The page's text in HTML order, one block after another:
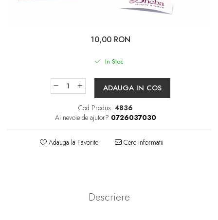
10,00 RON
In Stoc
ADAUGA IN COS
Cod Produs: 4836
Ai nevoie de ajutor? 0726037030
Adauga la Favorite Cere informatii
Descriere